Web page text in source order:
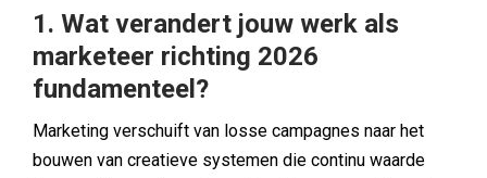
1. Wat verandert jouw werk als
marketeer richting 2026
fundamenteel?
Marketing verschuift van losse campagnes naar het
bouwen van creatieve systemen die continu waarde